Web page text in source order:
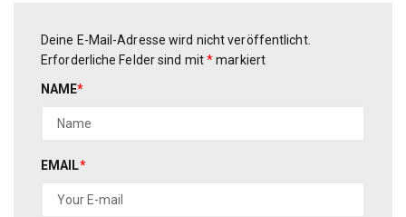
Deine E-Mail-Adresse wird nicht veröffentlicht.
Erforderliche Felder sind mit*markiert
NAME*
EMAIL*